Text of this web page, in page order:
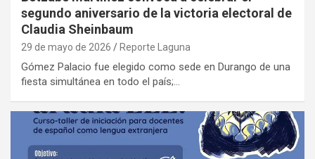
segundo aniversario de la victoria electoral de
Claudia Sheinbaum
29 de mayo de 2026 Reporte Laguna
Gómez Palacio fue elegido como sede en Durango de una
fiesta simultánea en todo el país;…